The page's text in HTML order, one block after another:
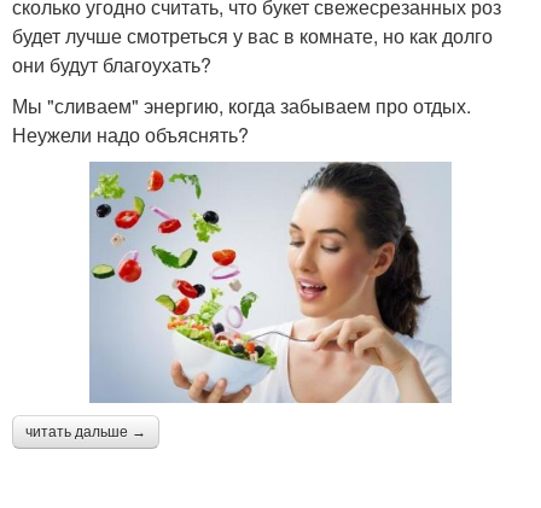
сколько угодно считать, что букет свежесрезанных роз
будет лучше смотреться у вас в комнате, но как долго
они будут благоухать?
Мы "сливаем" энергию, когда забываем про отдых.
Неужели надо объяснять?
читать дальше →